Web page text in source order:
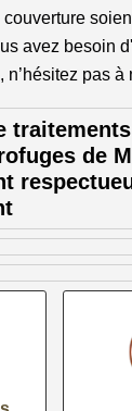
avez besoin
pas à
de